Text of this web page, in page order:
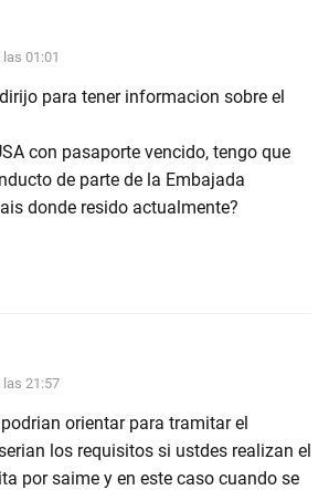
01:01
para tener informacion sobre el
con pasaporte vencido, tengo que
de parte de la Embajada
donde resido actualmente?
21:57
orientar para tramitar el
los requisitos si ustdes realizan el
por saime y en este caso cuando se